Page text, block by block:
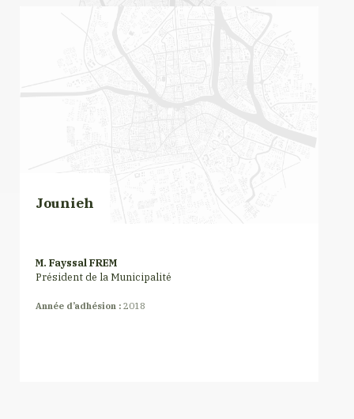
Jounieh
M. Fayssal FREM
Président de la Municipalité
Année d’adhésion : 2018